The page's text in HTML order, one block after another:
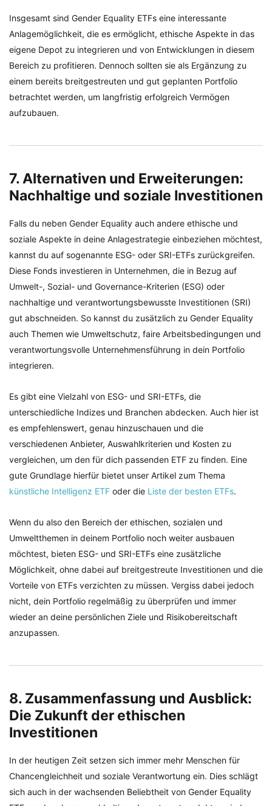
Insgesamt sind Gender Equality ETFs eine interessante
Anlagemöglichkeit, die es ermöglicht, ethische Aspekte in das
eigene Depot zu integrieren und von Entwicklungen in diesem
Bereich zu profitieren. Dennoch sollten sie als Ergänzung zu
einem bereits breitgestreuten und gut geplanten Portfolio
betrachtet werden, um langfristig erfolgreich Vermögen
aufzubauen.
7. Alternativen und Erweiterungen:
Nachhaltige und soziale Investitionen
Falls du neben Gender Equality auch andere ethische und
soziale Aspekte in deine Anlagestrategie einbeziehen möchtest,
kannst du auf sogenannte ESG- oder SRI-ETFs zurückgreifen.
Diese Fonds investieren in Unternehmen, die in Bezug auf
Umwelt-, Sozial- und Governance-Kriterien (ESG) oder
nachhaltige und verantwortungsbewusste Investitionen (SRI)
gut abschneiden. So kannst du zusätzlich zu Gender Equality
auch Themen wie Umweltschutz, faire Arbeitsbedingungen und
verantwortungsvolle Unternehmensführung in dein Portfolio
integrieren.
Es gibt eine Vielzahl von ESG- und SRI-ETFs, die
unterschiedliche Indizes und Branchen abdecken. Auch hier ist
es empfehlenswert, genau hinzuschauen und die
verschiedenen Anbieter, Auswahlkriterien und Kosten zu
vergleichen, um den für dich passenden ETF zu finden. Eine
gute Grundlage hierfür bietet unser Artikel zum Thema
künstliche Intelligenz ETF oder die Liste der besten ETFs.
Wenn du also den Bereich der ethischen, sozialen und
Umweltthemen in deinem Portfolio noch weiter ausbauen
möchtest, bieten ESG- und SRI-ETFs eine zusätzliche
Möglichkeit, ohne dabei auf breitgestreute Investitionen und die
Vorteile von ETFs verzichten zu müssen. Vergiss dabei jedoch
nicht, dein Portfolio regelmäßig zu überprüfen und immer
wieder an deine persönlichen Ziele und Risikobereitschaft
anzupassen.
8. Zusammenfassung und Ausblick:
Die Zukunft der ethischen
Investitionen
In der heutigen Zeit setzen sich immer mehr Menschen für
Chancengleichheit und soziale Verantwortung ein. Dies schlägt
sich auch in der wachsenden Beliebtheit von Gender Equality